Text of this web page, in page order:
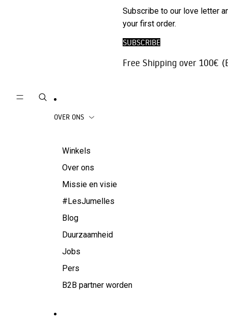
Broeken | Jeans
Beachwear
Jassen
Accessoires
Subscribe to our love letter
your first order.
SUBSCRIBE
Free Shipping over 100€
OVER ONS
Winkels
Over ons
Missie en visie
#LesJumelles
Blog
Duurzaamheid
Jobs
Pers
B2B partner worden